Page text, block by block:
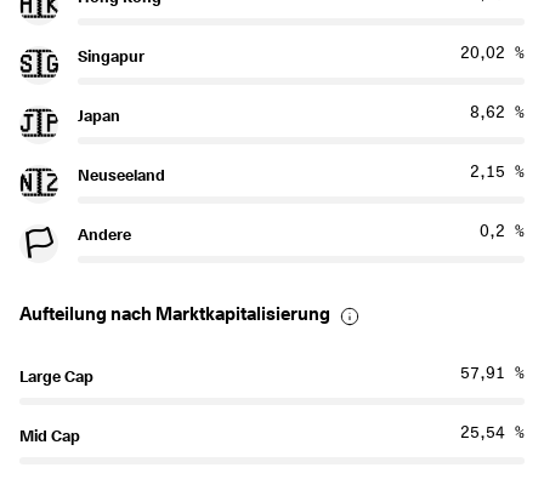
🇸🇬 Singapur 20,02 %
🇯🇵 Japan 8,62 %
🇳🇿 Neuseeland 2,15 %
🏳️ Andere 0,2 %
Aufteilung nach Marktkapitalisierung
Large Cap 57,91 %
Mid Cap 25,54 %